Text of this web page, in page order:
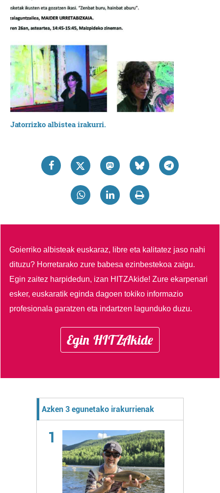
Jatorrizko albistea irakurri.
Goierriko albisteak euskaraz, libre eta kalitatez jaso nahi
dituzu? Horretarako zure babesa ezinbestekoa zaigu.
Egin zaitez harpidedun, izan HITZAkide!Zure ekarpenari
esker, euskaratik eginda dagoen tokiko informazio
profesionala garatzen eta indartzen lagunduko duzu.
Egin HITZAkide
Azken 3 egunetako irakurrienak
1